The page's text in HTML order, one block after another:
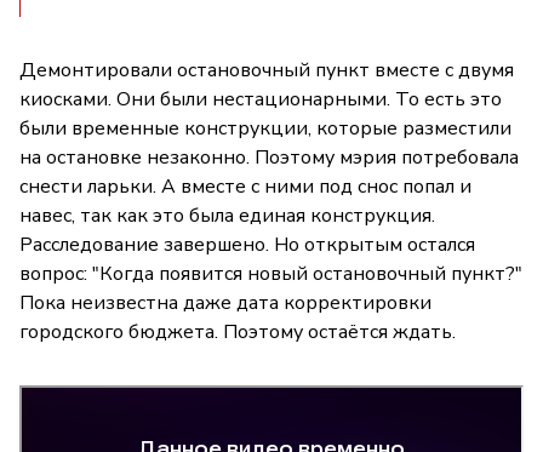
Демонтировали остановочный пункт вместе с двумя
киосками. Они были нестационарными. То есть это
были временные конструкции, которые разместили
на остановке незаконно. Поэтому мэрия потребовала
снести ларьки. А вместе с ними под снос попал и
навес, так как это была единая конструкция.
Расследование завершено. Но открытым остался
вопрос: "Когда появится новый остановочный пункт?"
Пока неизвестна даже дата корректировки
городского бюджета. Поэтому остаётся ждать.